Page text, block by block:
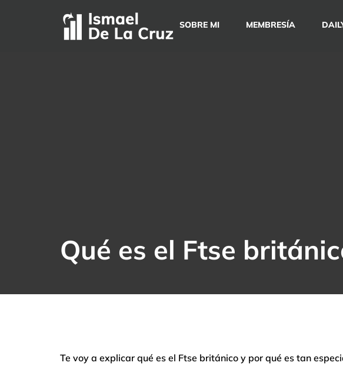
SOBRE MI MEMBRESÍA
Qué es el Ftse
Te voy a explicar qué es el Ftse británico y por qué es tan